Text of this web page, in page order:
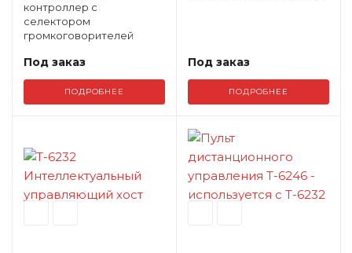
контроллер с
селектором
громкоговорителей
Под заказ
ПОДРОБНЕЕ
Под заказ
ПОДРОБНЕЕ